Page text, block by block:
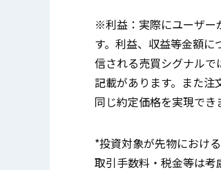
※利益：実際にユーザー
す。利益、収益等金額
信される売買シグナル
記載があります。また注
同じ約定価格を実現でき
*投資対象が先物におけ
取引手数料・税金等は